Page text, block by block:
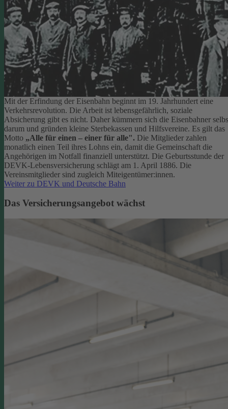
Mit der Erfindung der Eisenbahn beginnt im 19. Jahrhundert eine
Verkehrsrevolution. Die Arbeit ist lebensgefährlich, soziale
Absicherung gibt es nicht. Daher kümmern sich die Eisenbahner
darum und gründen kleine Sterbekassen und Hilfsvereine. Es gilt das
Motto „Alle für einen – einer für alle". Die Mitglieder zahlen
monatlich einen Teil ihres Lohns ein, damit die Gemeinschaft die
Angehörigen im Notfall finanziell unterstützt. Die Geburtsstunde der
DEVK-Lebensversicherung schlägt am 1. April 1886. Die
Vereinsmitglieder sind zugleich Miteigentümer:innen.
Weiter zu DEVK und Deutsche Bahn
Das Versicherungsangebot wächst